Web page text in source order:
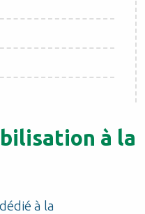
à la
à la